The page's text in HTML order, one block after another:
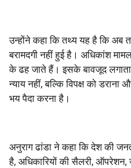
उन्होंने कहा कि तथ्य यह है कि अब
बरामदगी नहीं हुई है। अधिकांश
के ढह जाते हैं। इसके बावजूद
न्याय नहीं,बल्कि विपक्ष को
भय पैदा करना है।
अनुराग ढांडा ने कहा कि देश की
है, अधिकारियों की सैलरी, ऑपरेशन,